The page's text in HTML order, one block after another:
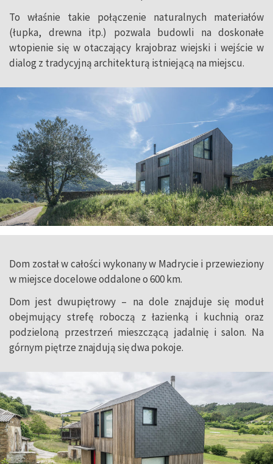
To właśnie takie połączenie naturalnych materiałów
(łupka, drewna itp.) pozwala budowli na doskonałe
wtopienie się w otaczający krajobraz wiejski i wejście w
dialog z tradycyjną architekturą istniejącą na miejscu.
Dom został w całości wykonany w Madrycie i przewieziony
w miejsce docelowe oddalone o 600 km.
Dom jest dwupiętrowy – na dole znajduje się moduł
obejmujący strefę roboczą z łazienką i kuchnią oraz
podzieloną przestrzeń mieszczącą jadalnię i salon. Na
górnym piętrze znajdują się dwa pokoje.